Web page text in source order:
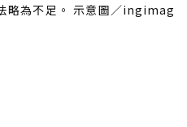
略為不足。 示意圖／ingimag